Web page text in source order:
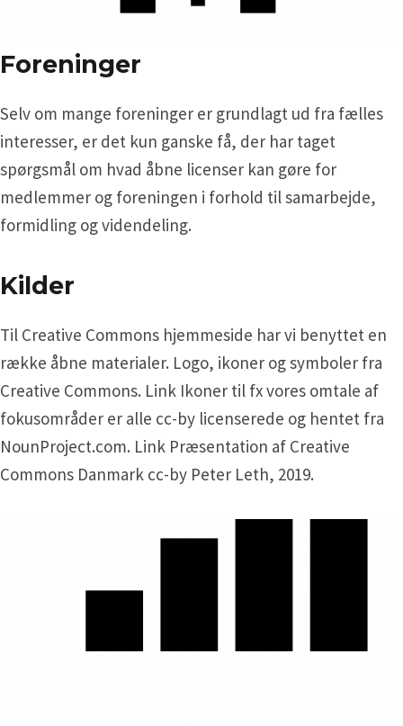
Foreninger
Selv om mange foreninger er grundlagt ud fra fælles
interesser, er det kun ganske få, der har taget
spørgsmål om hvad åbne licenser kan gøre for
medlemmer og foreningen i forhold til samarbejde,
formidling og videndeling.
Kilder
Til Creative Commons hjemmeside har vi benyttet en
række åbne materialer. Logo, ikoner og symboler fra
Creative Commons. Link Ikoner til fx vores omtale af
fokusområder er alle cc-by licenserede og hentet fra
NounProject.com. Link Præsentation af Creative
Commons Danmark cc-by Peter Leth, 2019.